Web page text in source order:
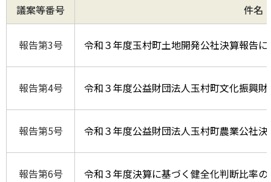
議案等番号 件名
報告第3号 令和３年度玉村町土地開発公社決算報告に
報告第4号 令和３年度公益財団法人玉村町文化振興
報告第5号 令和３年度公益財団法人玉村町農業公社
報告第6号 令和３年度決算に基づく健全化判断比率